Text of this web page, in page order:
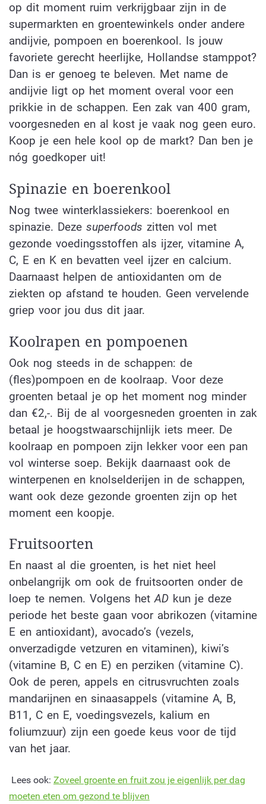
op dit moment ruim verkrijgbaar zijn in de
supermarkten en groentewinkels onder andere
andijvie, pompoen en boerenkool. Is jouw
favoriete gerecht heerlijke, Hollandse stamppot?
Dan is er genoeg te beleven. Met name de
andijvie ligt op het moment overal voor een
prikkie in de schappen. Een zak van 400 gram,
voorgesneden en al kost je vaak nog geen euro.
Koop je een hele kool op de markt? Dan ben je
nóg goedkoper uit!
Spinazie en boerenkool
Nog twee winterklassiekers: boerenkool en
spinazie. Deze superfoods zitten vol met
gezonde voedingsstoffen als ijzer, vitamine A,
C, E en K en bevatten veel ijzer en calcium.
Daarnaast helpen de antioxidanten om de
ziekten op afstand te houden. Geen vervelende
griep voor jou dus dit jaar.
Koolrapen en pompoenen
Ook nog steeds in de schappen: de
(fles)pompoen en de koolraap. Voor deze
groenten betaal je op het moment nog minder
dan €2,-. Bij de al voorgesneden groenten in zak
betaal je hoogstwaarschijnlijk iets meer. De
koolraap en pompoen zijn lekker voor een pan
vol winterse soep. Bekijk daarnaast ook de
winterpenen en knolselderijen in de schappen,
want ook deze gezonde groenten zijn op het
moment een koopje.
Fruitsoorten
En naast al die groenten, is het niet heel
onbelangrijk om ook de fruitsoorten onder de
loep te nemen. Volgens hetAD kun je deze
periode het beste gaan voor abrikozen (vitamine
E en antioxidant), avocado’s (vezels,
onverzadigde vetzuren en vitaminen), kiwi’s
(vitamine B, C en E) en perziken (vitamine C).
Ook de peren, appels en citrusvruchten zoals
mandarijnen en sinaasappels (vitamine A, B,
B11, C en E, voedingsvezels, kalium en
foliumzuur) zijn een goede keus voor de tijd
van het jaar.
Lees ook: Zoveel groente en fruit zou je eigenlijk per dag
moeten eten om gezond te blijven